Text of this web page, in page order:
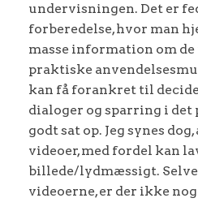
undervisningen. Det er
forberedelse, hvor man
masse information om
praktiske
kan få forankret til
dialoger og sparring i det
godt sat op. Jeg synes
videoer, med fordel kan
billede/lydmæssigt.
videoerne, er der ikke